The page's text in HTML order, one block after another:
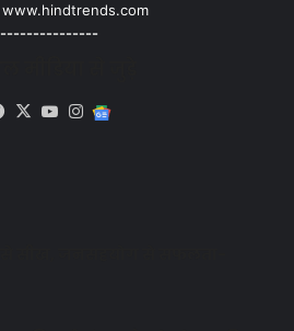
www.hindtrends.com
---------------
Facebook
X YouTubeInstagram